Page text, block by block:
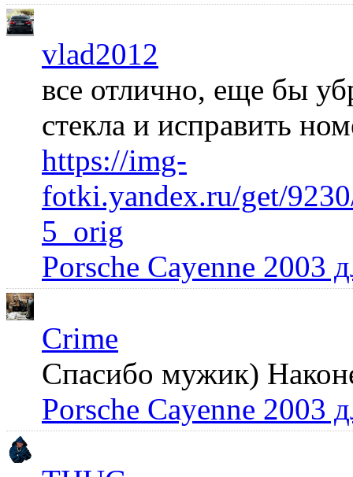
vlad2012
все отлично, еще бы
стекла и исправить
https://img-
fotki.yandex.ru/get/
5_orig
Porsche Cayenne 2003
Crime
Спасибо мужик)
Porsche Cayenne 2003